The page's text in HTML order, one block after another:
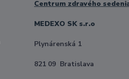
Centrum zdravého
MEDEXO SK s.r.o
Plynárenská 1
821 09 Bratislava